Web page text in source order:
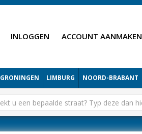
INLOGGEN ACCOUNT AANMAKEN
GRONINGEN LIMBURG NOORD-BRABANT